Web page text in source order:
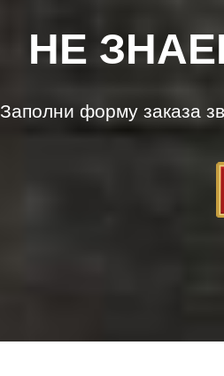
НЕ
Заполни форму заказа